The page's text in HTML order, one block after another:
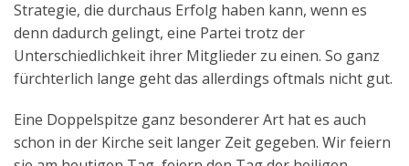
Strategie, die durchaus Erfolg haben kann, wenn es
denn dadurch gelingt, eine Partei trotz der
Unterschiedlichkeit ihrer Mitglieder zu einen. So ganz
fürchterlich lange geht das allerdings oftmals nicht gut.
Eine Doppelspitze ganz besonderer Art hat es auch
schon in der Kirche seit langer Zeit gegeben. Wir feiern